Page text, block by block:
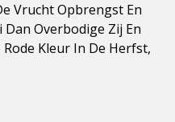
Vrucht Opbrengst En
Overbodige Zij En
Kleur In De Herfst,